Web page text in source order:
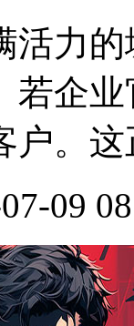
活力
若企
户。
09